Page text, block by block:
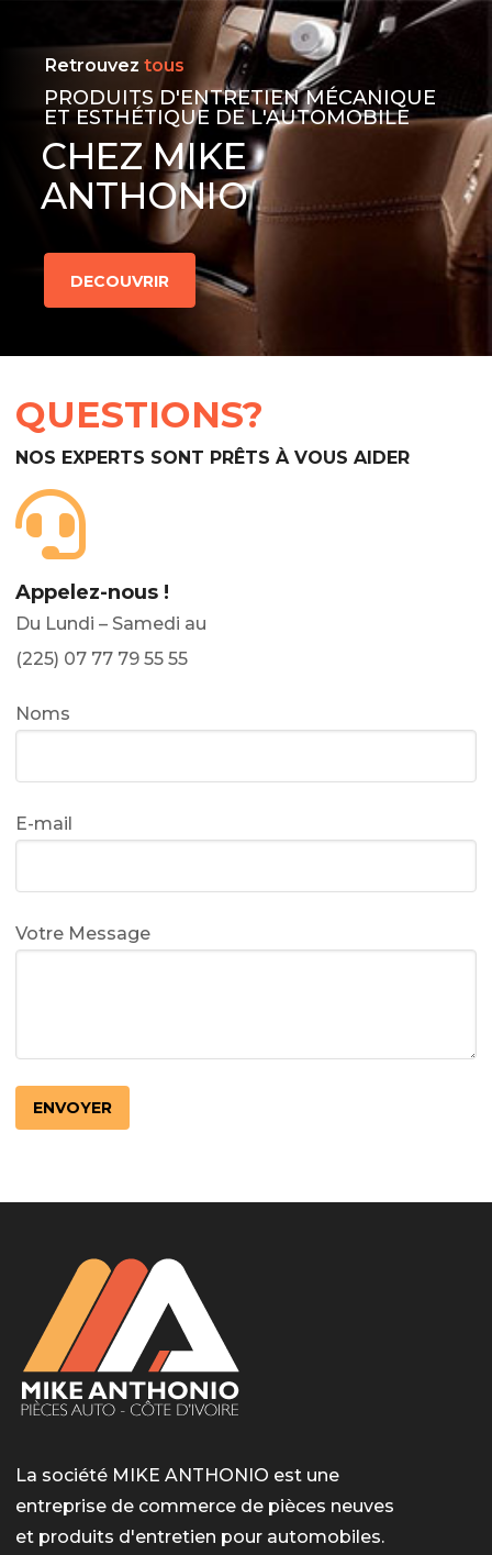
Retrouvez tous
PRODUITS D'ENTRETIEN MÉCANIQUE
ET ESTHÉTIQUE DE L'AUTOMOBILE
CHEZ MIKE
ANTHONIO
DECOUVRIR
QUESTIONS?
NOS EXPERTS SONT PRÊTS À VOUS AIDER
Appelez-nous !
Du Lundi – Samedi au
(225) 07 77 79 55 55
Noms
E-mail
Votre Message
LotoMart
Бай Лото
escort barcelone
https://intimaties.net/es/category/woman-used-
used-panties-es/
eros houston
albanianescort
La société MIKE ANTHONIO est une
entreprise de commerce de pièces neuves
et produits d'entretien pour automobiles.